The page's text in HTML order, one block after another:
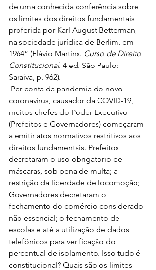
de uma conhecida conferência sobre
os limites dos direitos fundamentais
proferida por Karl August Betterman,
na sociedade jurídica de Berlim, em
1964” (Flávio Martins. Curso de Direito
Constitucional. 4 ed. São Paulo:
Saraiva, p. 962).
coronavírus, causador da COVID-19,
muitos chefes do Poder Executivo
(Prefeitos e Governadores) começaram
a emitir atos normativos restritivos aos
direitos fundamentais. Prefeitos
decretaram o uso obrigatório de
máscaras, sob pena de multa; a
restrição da liberdade de locomoção;
Governadores decretaram o
fechamento do comércio considerado
não essencial; o fechamento de
escolas e até a utilização de dados
telefônicos para verificação do
percentual de isolamento. Isso tudo é
constitucional? Quais são os limites